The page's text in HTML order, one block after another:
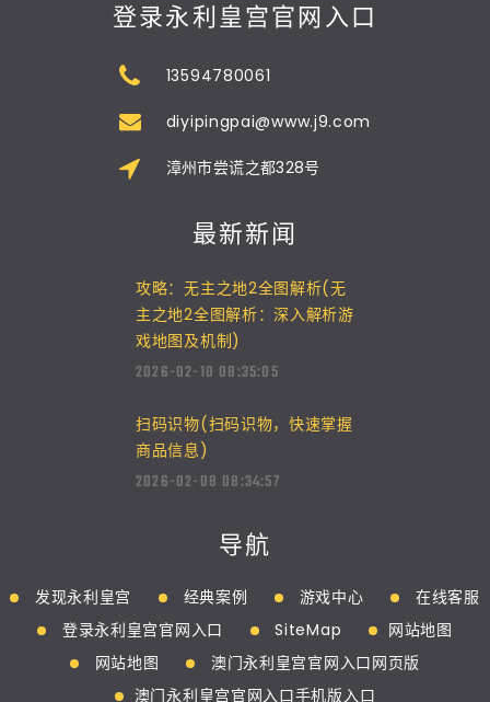
登录永利皇宫官网入口
13594780061
diyipingpai@www.j9.com
漳州市尝谎之都328号
最新新闻
攻略：无主之地2全图解析(无
主之地2全图解析：深入解析游
戏地图及机制)
2026-02-10 08:35:05
扫码识物(扫码识物，快速掌握
商品信息)
2026-02-08 08:34:57
导航
发现永利皇宫 经典案例 游戏中心
在线客服
登录永利皇宫官网入口
SiteMap
网站地图
网站地图
澳门永利皇宫官网入口网页版
澳门永利皇宫官网入口手机版入口